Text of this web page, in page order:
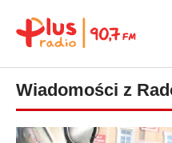
Wiadomości z